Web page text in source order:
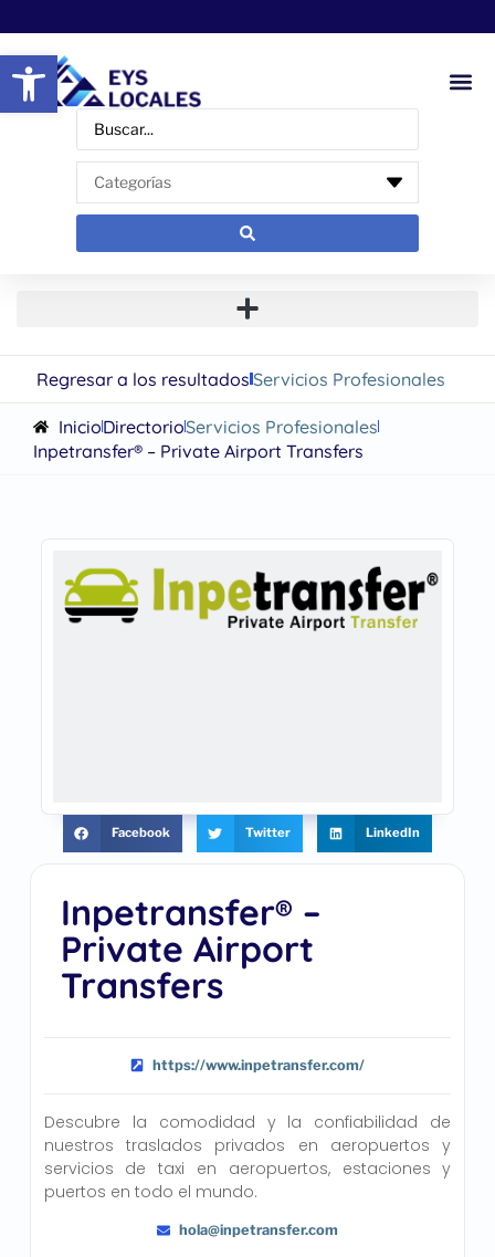
Abrir barra de herramientas
Regresar a los resultadosServicios Profesionales
InicioDirectorioServicios Profesionales
Inpetransfer® – Private Airport Transfers
Inpetransfer® –
Private Airport
Transfers
https://www.inpetransfer.com/
Descubre la comodidad y la confiabilidad de
nuestros traslados privados en aeropuertos y
servicios de taxi en aeropuertos, estaciones y
puertos en todo el mundo.
hola@inpetransfer.com
Facebook Twitter LinkedIn